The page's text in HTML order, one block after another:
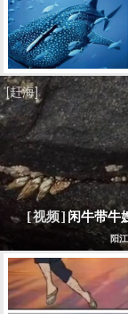
[赶海]
[视频] 闲牛带牛
阳